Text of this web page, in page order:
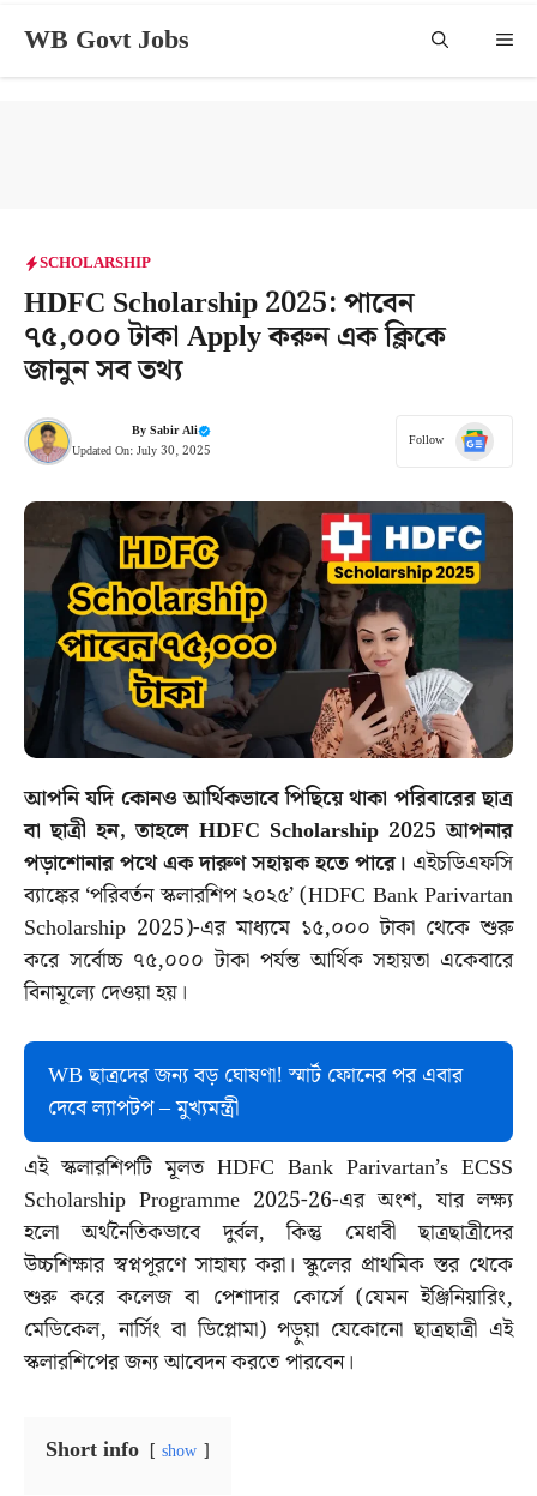
content
WB Govt Jobs
SCHOLARSHIP
HDFC Scholarship 2025: পাবেন
৭৫,০০০ টাকা Apply করুন এক ক্লিকে
জানুন সব তথ্য
BySabir Ali
Updated On:July 30, 2025
Follow
আপনি যদি কোনও আর্থিকভাবে পিছিয়ে থাকা পরিবারের ছাত্র
বা ছাত্রী হন, তাহলে HDFC Scholarship 2025 আপনার
পড়াশোনার পথে এক দারুণ সহায়ক হতে পারে। এইচডিএফসি
ব্যাঙ্কের ‘পরিবর্তন স্কলারশিপ ২০২৫’ (HDFC Bank Parivartan
Scholarship 2025)-এর মাধ্যমে ১৫,০০০ টাকা থেকে শুরু
করে সর্বোচ্চ ৭৫,০০০ টাকা পর্যন্ত আর্থিক সহায়তা একেবারে
বিনামূল্যে দেওয়া হয়।
WB ছাত্রদের জন্য বড় ঘোষণা! স্মার্ট ফোনের পর এবার
দেবে ল্যাপটপ – মুখ্যমন্ত্রী
এই স্কলারশিপটি মূলত HDFC Bank Parivartan’s ECSS
Scholarship Programme 2025-26-এর অংশ, যার লক্ষ্য
হলো অর্থনৈতিকভাবে দুর্বল, কিন্তু মেধাবী ছাত্রছাত্রীদের
উচ্চশিক্ষার স্বপ্নপূরণে সাহায্য করা। স্কুলের প্রাথমিক স্তর থেকে
শুরু করে কলেজ বা পেশাদার কোর্সে (যেমন ইঞ্জিনিয়ারিং,
মেডিকেল, নার্সিং বা ডিপ্লোমা) পড়ুয়া যেকোনো ছাত্রছাত্রী এই
স্কলারশিপের জন্য আবেদন করতে পারবেন।
Short info show